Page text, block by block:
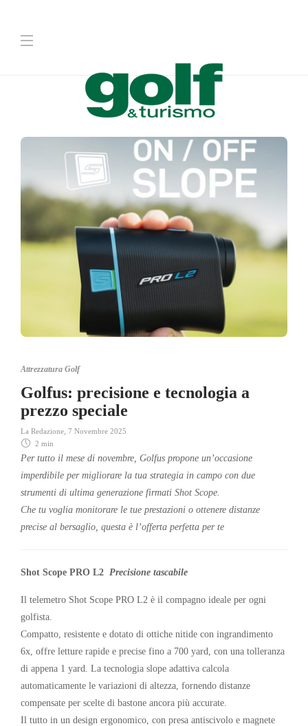
Attrezzatura Golf
Golfus: precisione e tecnologia a
prezzo speciale
La Redazione 7 Novembre 2025
2 min
Per tutto il mese di novembre, Golfus propone un’occasione
imperdibile per migliorare la tua strategia in campo con due
strumenti di ultima generazione firmati Shot Scope.
Che tu voglia monitorare le tue prestazioni o ottenere distanze
precise al bersaglio, questa è l’offerta perfetta per te
Shot Scope PRO L2 Precisione tascabile
Il telemetro Shot Scope PRO L2 è il compagno ideale per ogni
golfista.
Compatto, resistente e dotato di ottiche nitide con ingrandimento
6x, offre letture rapide e precise fino a 700 yard, con una tolleranza
di appena 1 yard. La tecnologia slope adattiva calcola
automaticamente le variazioni di altezza, fornendo distanze
compensate per scelte di bastone ancora più accurate.
Il tutto in un design ergonomico, con presa antiscivolo e magnete